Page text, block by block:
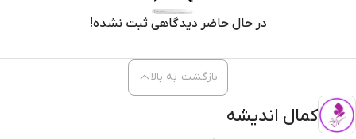
در حال حاضر دیدگاهی ثبت نشده!
کمال اندیشه
بازگشت به بالا